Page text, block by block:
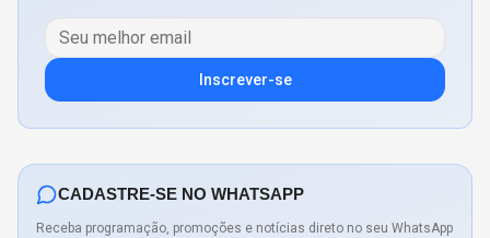
Inscrever-se
CADASTRE-SE NO WHATSAPP
Receba programação, promoções e notícias direto no seu WhatsApp